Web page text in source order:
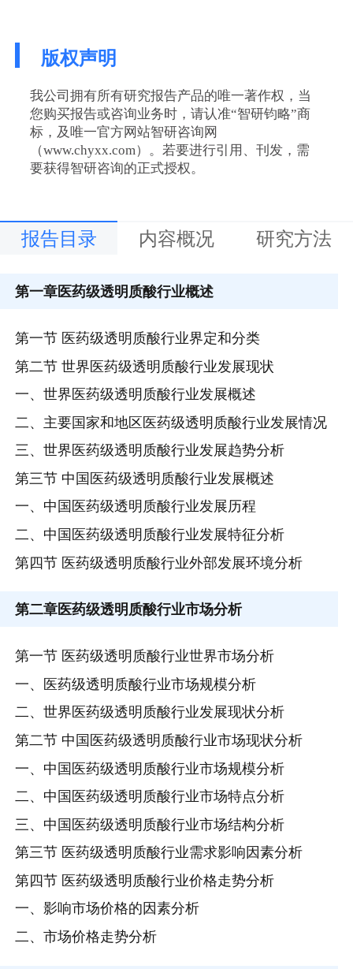
版权声明
我公司拥有所有研究报告产品的唯一著作权，当
您购买报告或咨询业务时，请认准“智研钧略”商
标，及唯一官方网站智研咨询网
（www.chyxx.com）。若要进行引用、刊发，需
要获得智研咨询的正式授权。
报告目录 内容概况 研究方法
第一章医药级透明质酸行业概述
第一节 医药级透明质酸行业界定和分类
第二节 世界医药级透明质酸行业发展现状
一、世界医药级透明质酸行业发展概述
二、主要国家和地区医药级透明质酸行业发展情况
三、世界医药级透明质酸行业发展趋势分析
第三节 中国医药级透明质酸行业发展概述
一、中国医药级透明质酸行业发展历程
二、中国医药级透明质酸行业发展特征分析
第四节 医药级透明质酸行业外部发展环境分析
第二章医药级透明质酸行业市场分析
第一节 医药级透明质酸行业世界市场分析
一、医药级透明质酸行业市场规模分析
二、世界医药级透明质酸行业发展现状分析
第二节 中国医药级透明质酸行业市场现状分析
一、中国医药级透明质酸行业市场规模分析
二、中国医药级透明质酸行业市场特点分析
三、中国医药级透明质酸行业市场结构分析
第三节 医药级透明质酸行业需求影响因素分析
第四节 医药级透明质酸行业价格走势分析
一、影响市场价格的因素分析
二、市场价格走势分析